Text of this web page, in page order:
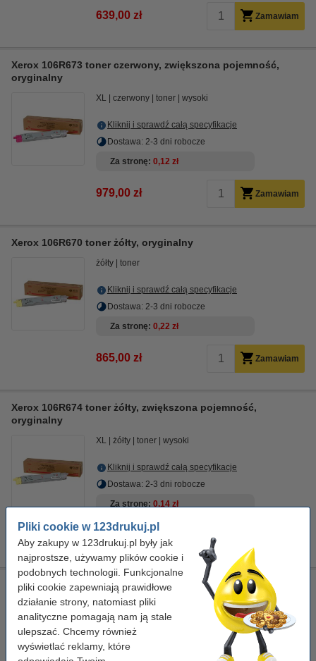
Pliki cookie w 123drukuj.pl
Aby zakupy w 123drukuj.pl były jak
najprostsze, używamy plików cookie i
podobnych technologii. Funkcjonalne
pliki cookie zapewniają prawidłowe
działanie strony, natomiast pliki
analityczne pomagają nam ją stale
ulepszać. Chcemy również
wyświetlać reklamy, które
639,00 zł Zamawiam
Xerox 106R673 toner czerwony, zwiększona pojemność,
oryginalny
XL czerwony toner wysoki
Kliknij i sprawdź całą specyfikacje
Dostawa: 2-3 dni robocze
Za stronę 0,12 zł
979,00 zł Zamawiam
Xerox 106R670 toner żółty, oryginalny
żółty toner
Kliknij i sprawdź całą specyfikacje
Dostawa: 2-3 dni robocze
Za stronę 0,22 zł
865,00 zł Zamawiam
Xerox 106R674 toner żółty, zwiększona pojemność,
oryginalny
XL żółty toner wysoki
Kliknij i sprawdź całą specyfikacje
Dostawa: 2-3 dni robocze
Za stronę 0,14 zł
1 099,00 zł
Xerox 108R591 sekcja obrazowania / imaging unit,
oryginalny
- zespół obrazujący ± 30.000 stron
Kliknij i sprawdź całą specyfikacje